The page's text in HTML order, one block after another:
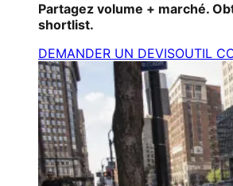
Partagez volume + marché.
shortlist.
DEMANDER UN DEVISOUTIL